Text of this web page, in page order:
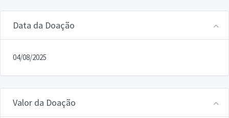
Data da Doação
04/08/2025
Valor da Doação